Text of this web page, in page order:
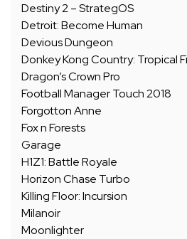
Destiny 2 – StrategOS
Detroit: Become Human
Devious Dungeon
Donkey Kong Country: Tropical
Dragon’s Crown Pro
Football Manager Touch 2018
Forgotton Anne
Fox n Forests
Garage
H1Z1: Battle Royale
Horizon Chase Turbo
Killing Floor: Incursion
Milanoir
Moonlighter